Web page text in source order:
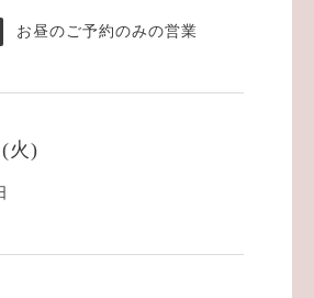
お昼のご予約のみの営業
火)